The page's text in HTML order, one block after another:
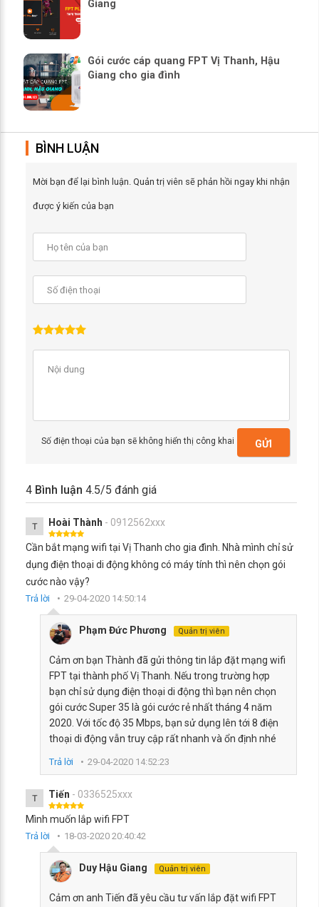
Giang
Gói cước cáp quang FPT Vị Thanh, Hậu
Giang cho gia đình
BÌNH LUẬN
Mời bạn để lại bình luận. Quản trị viên sẽ phản hồi ngay khi nhận
được ý kiến của bạn
Số điện thoại của bạn sẽ không hiển thị công khai GỬI
4 Bình luận 4.5/5 đánh giá
T Hoài Thành - 0912562xxx
Cần bắt mạng wifi tại Vị Thanh cho gia đình. Nhà mình chỉ sử
dụng điện thoại di động không có máy tính thì nên chọn gói
cước nào vậy?
Trả lời 29-04-2020 14:50:14
Phạm Đức Phương Quản trị viên
Cảm ơn bạn Thành đã gửi thông tin lắp đặt mạng wifi
FPT tại thành phố Vị Thanh. Nếu trong trường hợp
bạn chỉ sử dụng điện thoại di động thì bạn nên chọn
gói cước Super 35 là gói cước rẻ nhất tháng 4 năm
2020. Với tốc độ 35 Mbps, bạn sử dụng lên tới 8 điện
thoại di động vẫn truy cập rất nhanh và ổn định nhé
Trả lời 29-04-2020 14:52:23
T Tiến - 0336525xxx
Mình muốn lắp wifi FPT
Trả lời 18-03-2020 20:40:42
Duy Hậu Giang Quản trị viên
Cảm ơn anh Tiến đã yêu cầu tư vấn lắp đặt wifi FPT